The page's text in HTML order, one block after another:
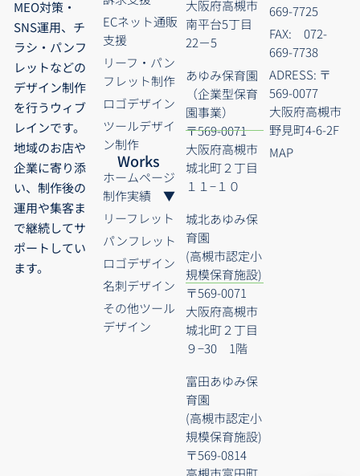
MEO対策・
SNS運用、チ
ラシ・パンフ
レットなどの
デザイン制作
を行うウィブ
レインです。
地域のお店や
企業に寄り添
い、制作後の
運用や集客ま
で継続してサ
ポートしてい
ます。
ECネット通販
支援
リーフ・パン
フレット制作
ロゴデザイン
ツールデザイ
ン制作
Works
ホームページ
制作実績 ▼
リーフレット
パンフレット
ロゴデザイン
名刺デザイン
その他ツール
デザイン
大阪府高槻市
南平台5丁目
22－5
あゆみ保育園
（企業型保育
園事業）
〒569-0071
大阪府高槻市
城北町２丁目
１１−１０
城北あゆみ保
育園
(高槻市認定小
規模保育施設)
〒569-0071
大阪府高槻市
城北町２丁目
９−30 1階
富田あゆみ保
育園
(高槻市認定小
規模保育施設)
〒569-0814
669-7725
FAX: 072-
669-7738
ADRESS: 〒
569-0077
大阪府高槻市
野見町4-6-2F
MAP